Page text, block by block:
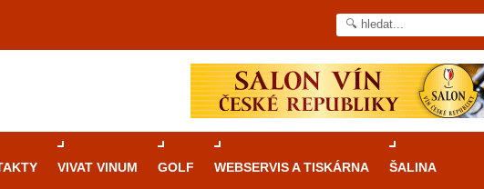
VIVAT VINUM GOLF WEBSERVIS A TISKÁRNA ŠALINA